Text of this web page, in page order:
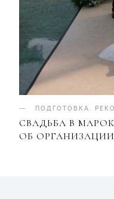
ПОДГОТОВКА
СВАДЬБА В
ОБ